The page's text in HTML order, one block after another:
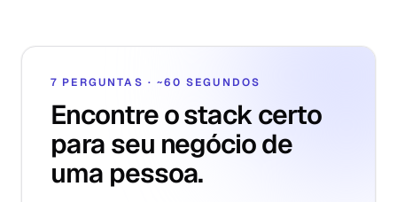
7 PERGUNTAS · ~60 SEGUNDOS
Encontre o stack certo
para seu negócio de
uma pessoa.